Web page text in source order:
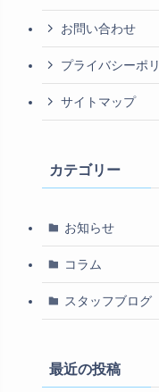
お問い合わせ
プライバシーポ
サイトマップ
カテゴリー
お知らせ
コラム
スタッフブログ
最近の投稿